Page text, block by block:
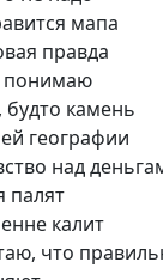
мапа
правда
понимаю
будто камень
географии
над
палят
калит
что